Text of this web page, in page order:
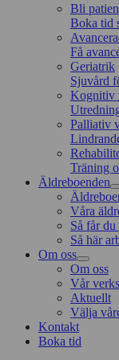
Bli
Boka tid
Få
Geriatrik
Sjuvård
Kognitiv
Palliativ
Träning
Äldreboenden
Våra
Så får du
Så här
Om oss
Om oss
Vår
Aktuellt
Välja
Kontakt
Boka tid